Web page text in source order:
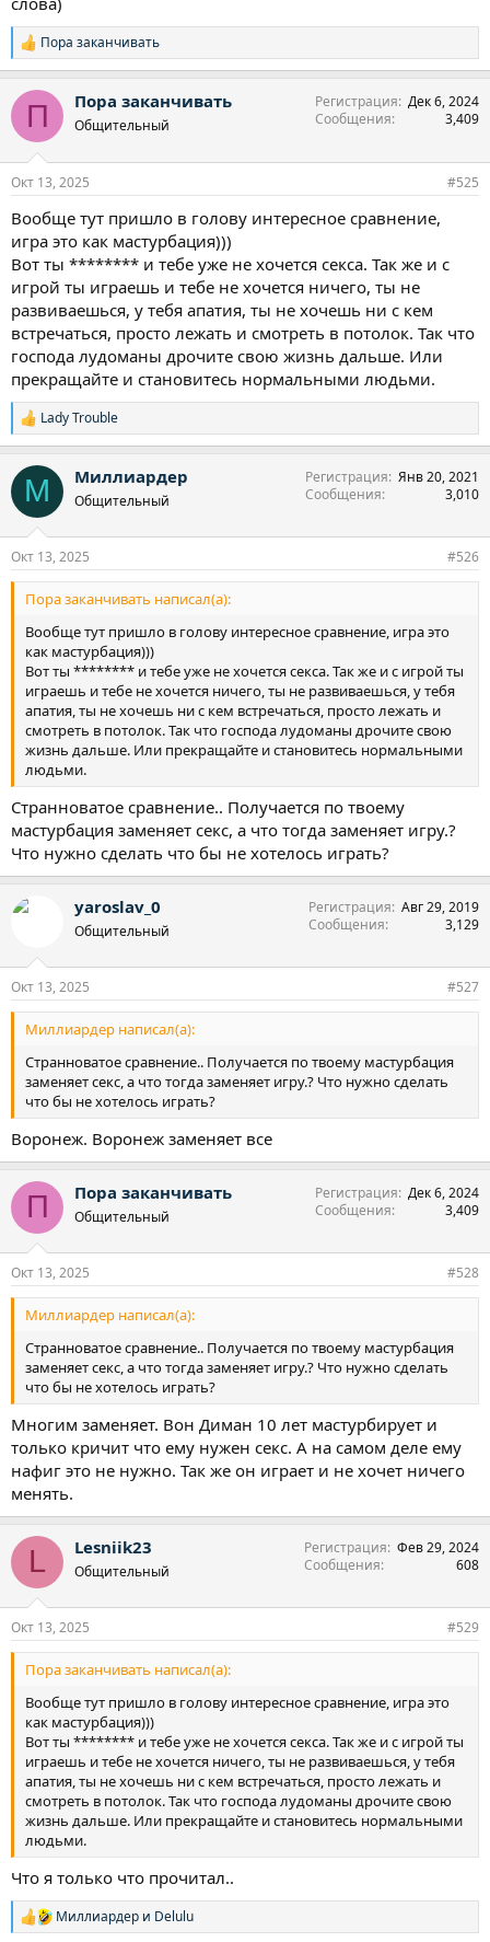
Р
е
к
и
Пора заканчивать
П Пора заканчивать
Общительный
Регистрация Дек 6, 2024
Сообщения
3,409
Окт 13, 2025 #525
Вообще тут пришло в голову интересное сравнение,
игра это как мастурбация)))
Вот ты ******** и тебе уже не хочется секса. Так же и с
игрой ты играешь и тебе не хочется ничего, ты не
развиваешься, у тебя апатия, ты не хочешь ни с кем
встречаться, просто лежать и смотреть в потолок. Так что
господа лудоманы дрочите свою жизнь дальше. Или
прекращайте и становитесь нормальными людьми.
Р
е
к
и
Lady Trouble
М Миллиардер
Общительный
Регистрация Янв 20, 2021
Сообщения
3,010
Окт 13, 2025 #526
Пора заканчивать написал(а):
Вообще тут пришло в голову интересное сравнение, игра это
как мастурбация)))
Вот ты ******** и тебе уже не хочется секса. Так же и с игрой ты
играешь и тебе не хочется ничего, ты не развиваешься, у тебя
апатия, ты не хочешь ни с кем встречаться, просто лежать и
смотреть в потолок. Так что господа лудоманы дрочите свою
жизнь дальше. Или прекращайте и становитесь нормальными
людьми.
Странноватое сравнение.. Получается по твоему
мастурбация заменяет секс, а что тогда заменяет игру.?
Что нужно сделать что бы не хотелось играть?
yaroslav_0
Общительный
Регистрация Авг 29, 2019
Сообщения
3,129
Окт 13, 2025 #527
Миллиардер написал(а):
Странноватое сравнение.. Получается по твоему мастурбация
заменяет секс, а что тогда заменяет игру.? Что нужно сделать
что бы не хотелось играть?
Воронеж. Воронеж заменяет все
П Пора заканчивать
Общительный
Регистрация Дек 6, 2024
Сообщения
3,409
Окт 13, 2025 #528
Миллиардер написал(а):
Странноватое сравнение.. Получается по твоему мастурбация
заменяет секс, а что тогда заменяет игру.? Что нужно сделать
что бы не хотелось играть?
Многим заменяет. Вон Диман 10 лет мастурбирует и
только кричит что ему нужен секс. А на самом деле ему
нафиг это не нужно. Так же он играет и не хочет ничего
менять.
L Lesniik23
Общительный
Регистрация Фев 29, 2024
Сообщения
608
Окт 13, 2025 #529
Пора заканчивать написал(а):
Вообще тут пришло в голову интересное сравнение, игра это
как мастурбация)))
Вот ты ******** и тебе уже не хочется секса. Так же и с игрой ты
играешь и тебе не хочется ничего, ты не развиваешься, у тебя
апатия, ты не хочешь ни с кем встречаться, просто лежать и
смотреть в потолок. Так что господа лудоманы дрочите свою
жизнь дальше. Или прекращайте и становитесь нормальными
людьми.
Что я только что прочитал..
Р
Миллиардер и Delulu